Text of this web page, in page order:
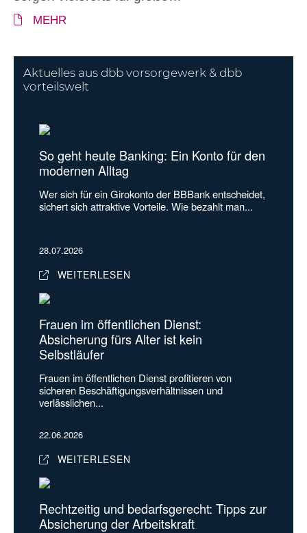
MEHR
Aktuelles aus dbb vorsorgewerk & dbb
vorteilswelt
So geht heute Banking: Ein Konto für den
modernen Alltag
Wer sich für ein Girokonto der BBBank entscheidet,
sichert sich attraktive Vorteile. Wie bezahlt man...
28.07.2026
WEITERLESEN
Frauen im öffentlichen Dienst:
Absicherung fürs Alter ist kein
Selbstläufer
Frauen im öffentlichen Dienst profitieren von
sicheren Beschäftigungsverhältnissen und
verlässlichen...
22.06.2026
WEITERLESEN
Rechtzeitig und bedarfsgerecht: Tipps zur
Absicherung der Arbeitskraft